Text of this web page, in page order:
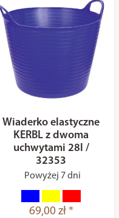
Wiaderko elastyczne
KERBL z dwoma
uchwytami 28l /
32353
Powyżej 7 dni
69,00 zł *